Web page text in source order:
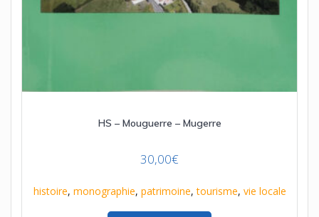
HS – Mouguerre – Mugerre
30,00€
histoire, monographie, patrimoine,tourisme, vie locale